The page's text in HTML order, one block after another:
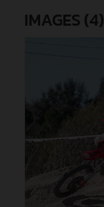
IMAGES (4)